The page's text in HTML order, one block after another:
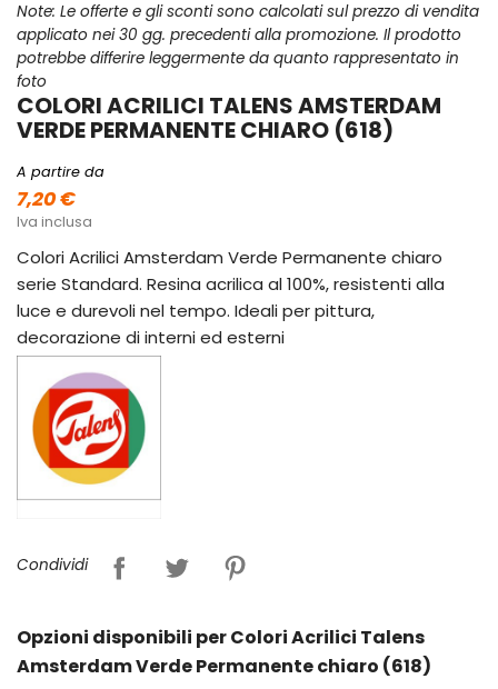
Note: Le offerte e gli sconti sono calcolati sul prezzo di vendita
applicato nei 30 gg. precedenti alla promozione. Il prodotto
potrebbe differire leggermente da quanto rappresentato in
foto
COLORI ACRILICI TALENS AMSTERDAM
VERDE PERMANENTE CHIARO (618)
A partire da
7,20 €
Iva inclusa
Colori Acrilici Amsterdam Verde Permanente chiaro
serie Standard. Resina acrilica al 100%, resistenti alla
luce e durevoli nel tempo. Ideali per pittura,
decorazione di interni ed esterni
Condividi
Opzioni disponibili per Colori Acrilici Talens
Amsterdam Verde Permanente chiaro (618)